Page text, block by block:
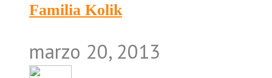
Familia Kolik
marzo 20, 2013